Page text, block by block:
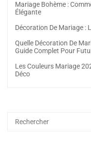
Mariage Bohème :
Élégante
Décoration De Mariage :
Quelle Décoration De
Guide Complet Pour
Les Couleurs Mariage
Déco